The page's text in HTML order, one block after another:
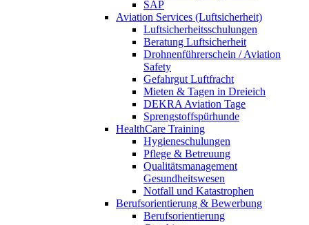
SAP
Aviation Services (Luftsicherheit)
Luftsicherheitsschulungen
Beratung Luftsicherheit
Drohnenführerschein / Aviation
Safety
Gefahrgut Luftfracht
Mieten & Tagen in Dreieich
DEKRA Aviation Tage
Sprengstoffspürhunde
HealthCare Training
Hygieneschulungen
Pflege & Betreuung
Qualitätsmanagement
Gesundheitswesen
Notfall und Katastrophen
Berufsorientierung & Bewerbung
Berufsorientierung